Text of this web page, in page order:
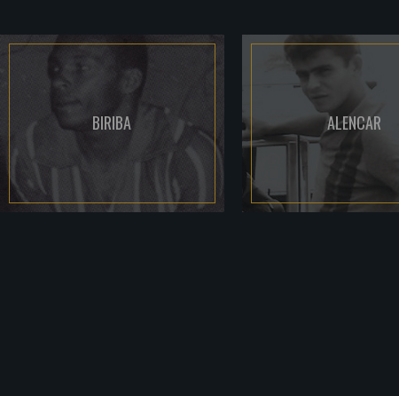
BIRIBA ALENCAR